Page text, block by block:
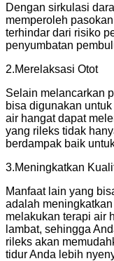
Dengan sirkulasi
memperoleh
terhindar dari risiko
penyumbatan
2.Merelaksasi Otot
Selain melancarkan
bisa digunakan
air hangat dapat
yang rileks tidak
berdampak baik
3.Meningkatkan
Manfaat lain yang
adalah
melakukan terapi air
lambat, sehingga
rileks akan
tidur Anda lebih